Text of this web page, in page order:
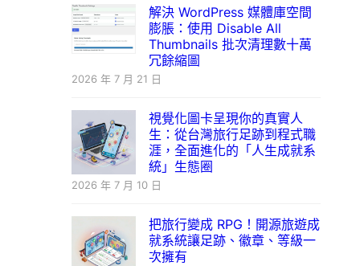
解決 WordPress 媒體庫空間
膨脹：使用 Disable All
Thumbnails 批次清理數十萬
冗餘縮圖
2026 年 7 月 21 日
視覺化圖卡呈現你的真實人
生：從台灣旅行足跡到程式職
涯，全面進化的「人生成就系
統」生態圈
2026 年 7 月 10 日
把旅行變成 RPG！開源旅遊成
就系統讓足跡、徽章、等級一
次擁有